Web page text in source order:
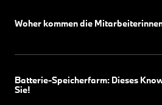
Woher kommen die
Batterie-Speicherfarm: Dieses
Sie!